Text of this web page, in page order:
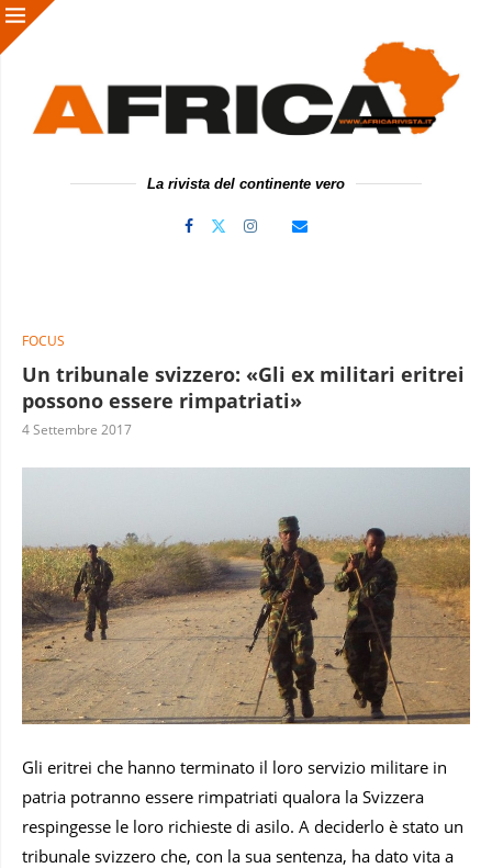
La rivista del continente vero
FOCUS
Un tribunale svizzero: «Gli ex militari eritrei
possono essere rimpatriati»
4 Settembre 2017
Gli eritrei che hanno terminato il loro servizio militare in
patria potranno essere rimpatriati qualora la Svizzera
respingesse le loro richieste di asilo. A deciderlo è stato un
tribunale svizzero che, con la sua sentenza, ha dato vita a